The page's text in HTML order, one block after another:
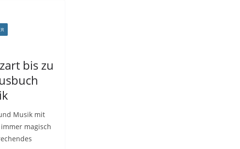
bis zu
Musik mit
magisch